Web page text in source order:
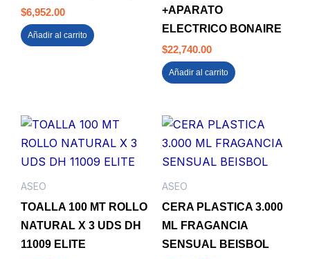
$6,952.00
Añadir al carrito
+APARATO
ELECTRICO BONAIRE
$22,740.00
Añadir al carrito
ASEO
TOALLA 100 MT ROLLO
NATURAL X 3 UDS DH
11009 ELITE
ASEO
CERA PLASTICA 3.000
ML FRAGANCIA
SENSUAL BEISBOL